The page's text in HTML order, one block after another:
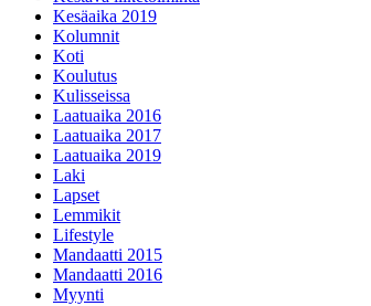
Kesäaika 2019
Kolumnit
Koti
Koulutus
Kulisseissa
Laatuaika 2016
Laatuaika 2017
Laatuaika 2019
Laki
Lapset
Lemmikit
Lifestyle
Mandaatti 2015
Mandaatti 2016
Myynti